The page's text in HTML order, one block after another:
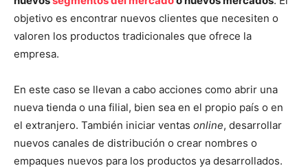
objetivo es encontrar nuevos clientes que necesiten o
valoren los productos tradicionales que ofrece la
empresa.
En este caso se llevan a cabo acciones como abrir una
nueva tienda o una filial, bien sea en el propio país o en
el extranjero. También iniciar ventas online, desarrollar
nuevos canales de distribución o crear nombres o
empaques nuevos para los productos ya desarrollados.